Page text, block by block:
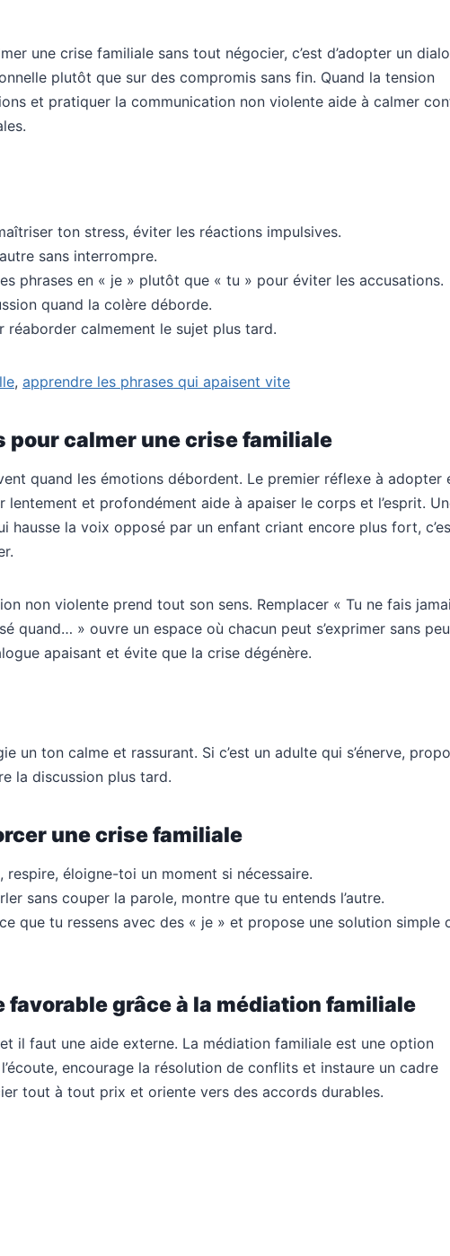
une crise familiale sans tout négocier, c’est d’adopter un
plutôt que sur des compromis sans fin. Quand la tension
et pratiquer la communication non violente aide à calmer
ton stress, éviter les réactions impulsives.
sans interrompre.
phrases en « je » plutôt que « tu » pour éviter les accusations.
quand la colère déborde.
réaborder calmement le sujet plus tard.
, apprendre les phrases qui apaisent vite
pour calmer une crise familiale
quand les émotions débordent. Le premier réflexe à adopter
lentement et profondément aide à apaiser le corps et l’esprit.
hausse la voix opposé par un enfant criant encore plus fort,
non violente prend tout son sens. Remplacer « Tu ne fais
quand… » ouvre un espace où chacun peut s’exprimer sans
apaisant et évite que la crise dégénère.
un ton calme et rassurant. Si c’est un adulte qui s’énerve,
la discussion plus tard.
une crise familiale
respire, éloigne-toi un moment si nécessaire.
sans couper la parole, montre que tu entends l’autre.
que tu ressens avec des « je » et propose une solution simple
favorable grâce à la médiation familiale
il faut une aide externe. La médiation familiale est une option
encourage la résolution de conflits et instaure un cadre
tout à tout prix et oriente vers des accords durables.